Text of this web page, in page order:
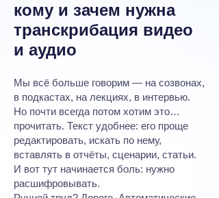
кому и зачем нужна
транскрибация видео
и аудио
Мы всё больше говорим — на созвонах,
в подкастах, на лекциях, в интервью.
Но почти всегда потом хотим это…
прочитать. Текст удобнее: его проще
редактировать, искать по нему,
вставлять в отчёты, сценарии, статьи.
И вот тут начинается боль: нужно
расшифровывать.